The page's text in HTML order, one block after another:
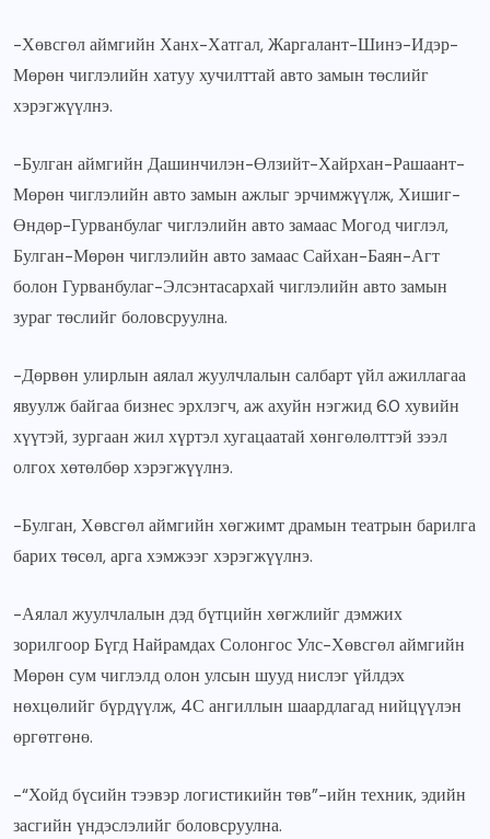
-Хөвсгөл аймгийн Ханх-Хатгал, Жаргалант-Шинэ-Идэр-
Мөрөн чиглэлийн хатуу хучилттай авто замын төслийг
хэрэгжүүлнэ.
-Булган аймгийн Дашинчилэн-Өлзийт-Хайрхан-Рашаант-
Мөрөн чиглэлийн авто замын ажлыг эрчимжүүлж, Хишиг-
Өндөр-Гурванбулаг чиглэлийн авто замаас Могод чиглэл,
Булган-Мөрөн чиглэлийн авто замаас Сайхан-Баян-Агт
болон Гурванбулаг-Элсэнтасархай чиглэлийн авто замын
зураг төслийг боловсруулна.
-Дөрвөн улирлын аялал жуулчлалын салбарт үйл ажиллагаа
явуулж байгаа бизнес эрхлэгч, аж ахуйн нэгжид 6.0 хувийн
хүүтэй, зургаан жил хүртэл хугацаатай хөнгөлөлттэй зээл
олгох хөтөлбөр хэрэгжүүлнэ.
-Булган, Хөвсгөл аймгийн хөгжимт драмын театрын барилга
барих төсөл, арга хэмжээг хэрэгжүүлнэ.
-Аялал жуулчлалын дэд бүтцийн хөгжлийг дэмжих
зорилгоор Бүгд Найрамдах Солонгос Улс-Хөвсгөл аймгийн
Мөрөн сум чиглэлд олон улсын шууд нислэг үйлдэх
нөхцөлийг бүрдүүлж, 4С ангиллын шаардлагад нийцүүлэн
өргөтгөнө.
-“Хойд бүсийн тээвэр логистикийн төв”-ийн техник, эдийн
засгийн үндэслэлийг боловсруулна.